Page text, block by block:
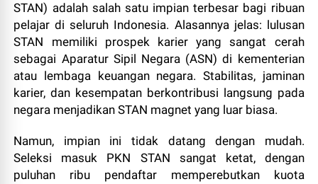
STAN) adalah salah satu impian terbesar bagi ribuan
pelajar di seluruh Indonesia. Alasannya jelas: lulusan
STAN memiliki prospek karier yang sangat cerah
sebagai Aparatur Sipil Negara (ASN) di kementerian
atau lembaga keuangan negara. Stabilitas, jaminan
karier, dan kesempatan berkontribusi langsung pada
negara menjadikan STAN magnet yang luar biasa.
Namun, impian ini tidak datang dengan mudah.
Seleksi masuk PKN STAN sangat ketat, dengan
puluhan ribu pendaftar memperebutkan kuota